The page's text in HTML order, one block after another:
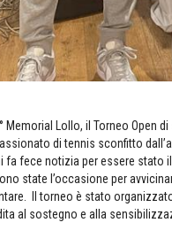
Memorial Lollo, il Torneo Open
di tennis sconfitto
fece notizia per essere stato
state l’occasione per
Il torneo è stato
al sostegno e alla